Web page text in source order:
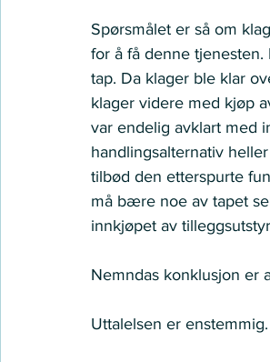
Spørsmålet er så om
for å få denne
tap. Da klager ble klar
klager videre med kjøp
var endelig avklart med
handlingsalternativ
tilbød den etterspurte
må bære noe av tapet
innkjøpet av
Nemndas konklusjon er
Uttalelsen er enstemmig.